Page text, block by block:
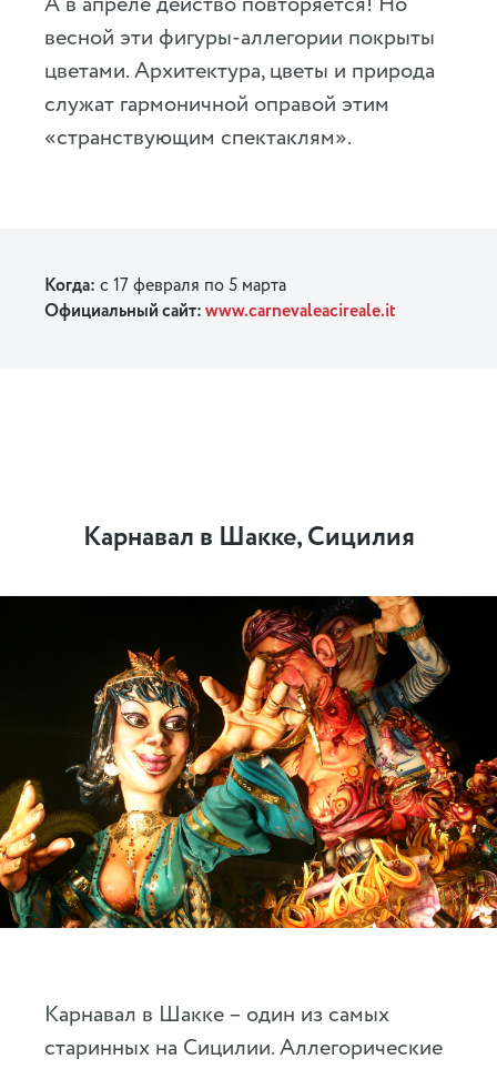
весной эти фигуры-аллегории покрыты
цветами. Архитектура, цветы и природа
служат гармоничной оправой этим
«странствующим спектаклям».
Когда: с 17 февраля по 5 марта
Официальный сайт:www.carnevaleacireale.it
Карнавал в Шакке, Сицилия
Карнавал в Шакке – один из самых
старинных на Сицилии. Аллегорические